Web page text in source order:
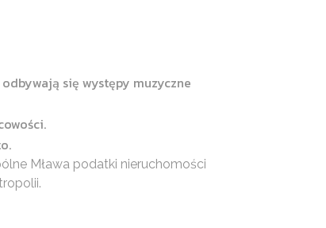
się występy muzyczne
Mława podatki nieruchomości